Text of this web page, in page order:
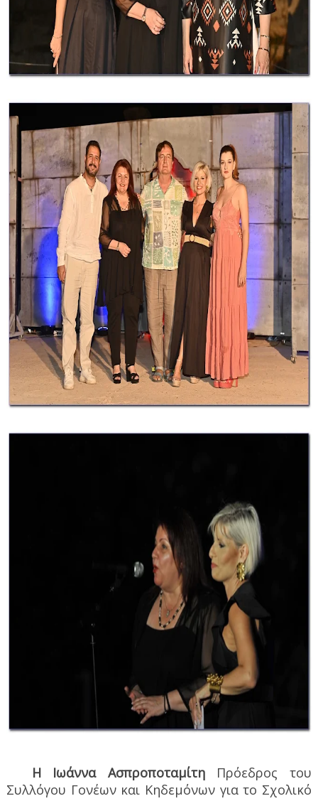
HΙωάννα ΑσπροποταμίτηΠρόεδρος του
Συλλόγου Γονέων και Κηδεμόνων για το Σχολικό